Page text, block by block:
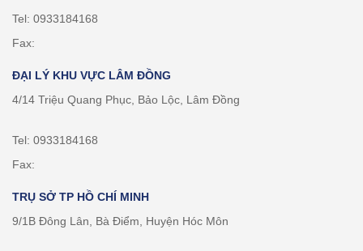
Tel: 0933184168
Fax:
ĐẠI LÝ KHU VỰC LÂM ĐỒNG
4/14 Triệu Quang Phục, Bảo Lộc, Lâm Đồng
Tel: 0933184168
Fax:
TRỤ SỞ TP HỒ CHÍ MINH
9/1B Đông Lân, Bà Điểm, Huyện Hóc Môn